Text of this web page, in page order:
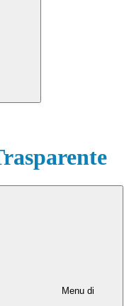
Menu di